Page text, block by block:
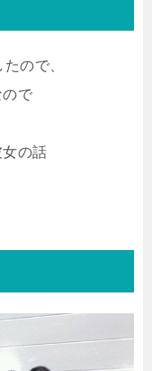
ので、
ので
の話